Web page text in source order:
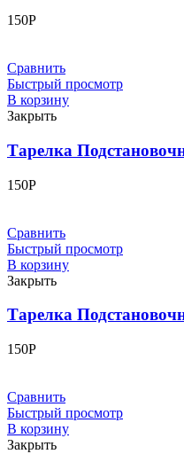
150Р
Сравнить
Быстрый просмотр
В корзину
Закрыть
Тарелка
150Р
Сравнить
Быстрый просмотр
В корзину
Закрыть
Тарелка
150Р
Сравнить
Быстрый просмотр
В корзину
Закрыть